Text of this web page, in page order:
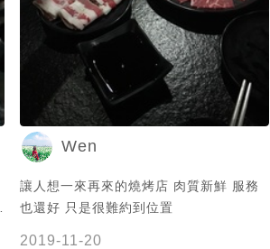
Wen
讓人想一來再來的燒烤店 肉質新鮮 服務
也還好 只是很難約到位置
2019-11-20